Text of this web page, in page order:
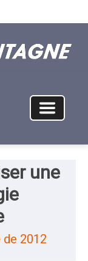
une
2012